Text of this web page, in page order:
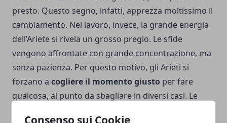
Consenso sui Cookie
presto. Questo segno, infatti, apprezza moltissimo il
cambiamento. Nel lavoro, invece, la grande energia
dell’Ariete si rivela un grosso pregio. Le sfide
vengono affrontate con grande concentrazione, ma
senza pazienza. Per questo motivo, gli Arieti si
forzano a cogliere il momento giusto per fare
qualcosa, al punto da sbagliare in diversi casi. Le